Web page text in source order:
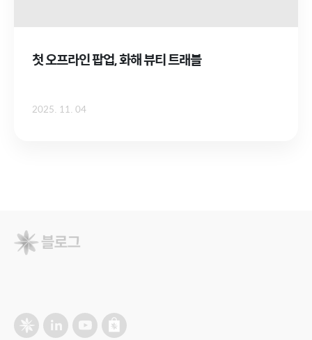
첫 오프라인 팝업, 화해 뷰티 트래블
2025. 11. 04